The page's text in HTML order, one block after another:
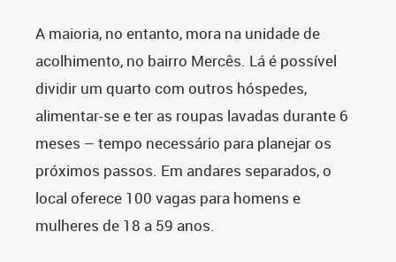
A maioria, no entanto, mora na unidade de
acolhimento, no bairro Mercês. Lá é possível
dividir um quarto com outros hóspedes,
alimentar-se e ter as roupas lavadas durante 6
meses – tempo necessário para planejar os
próximos passos. Em andares separados, o
local oferece 100 vagas para homens e
mulheres de 18 a 59 anos.